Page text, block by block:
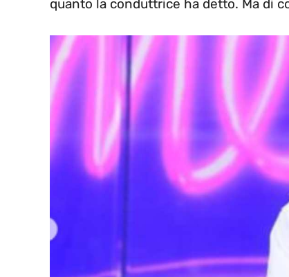
quanto la conduttrice ha detto. Ma di